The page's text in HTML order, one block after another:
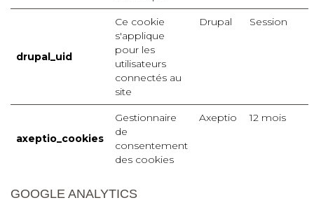
drupal_uid
Ce cookie
s'applique
pour les
utilisateurs
connectés au
site
Drupal Session
axeptio_cookies
Gestionnaire
de
consentement
des cookies
Axeptio 12 mois
GOOGLE ANALYTICS